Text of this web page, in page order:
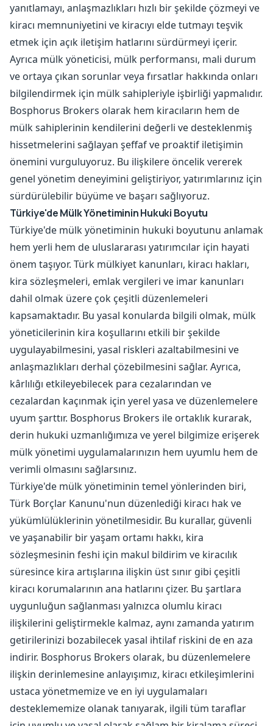
yanıtlamayı, anlaşmazlıkları hızlı bir şekilde çözmeyi ve
kiracı memnuniyetini ve kiracıyı elde tutmayı teşvik
etmek için açık iletişim hatlarını sürdürmeyi içerir.
Ayrıca mülk yöneticisi, mülk performansı, mali durum
ve ortaya çıkan sorunlar veya fırsatlar hakkında onları
bilgilendirmek için mülk sahipleriyle işbirliği yapmalıdır.
Bosphorus Brokers olarak hem kiracıların hem de
mülk sahiplerinin kendilerini değerli ve desteklenmiş
hissetmelerini sağlayan şeffaf ve proaktif iletişimin
önemini vurguluyoruz. Bu ilişkilere öncelik vererek
genel yönetim deneyimini geliştiriyor, yatırımlarınız için
sürdürülebilir büyüme ve başarı sağlıyoruz.
Türkiye'de Mülk Yönetiminin Hukuki Boyutu
Türkiye'de mülk yönetiminin hukuki boyutunu anlamak
hem yerli hem de uluslararası yatırımcılar için hayati
önem taşıyor. Türk mülkiyet kanunları, kiracı hakları,
kira sözleşmeleri, emlak vergileri ve imar kanunları
dahil olmak üzere çok çeşitli düzenlemeleri
kapsamaktadır. Bu yasal konularda bilgili olmak, mülk
yöneticilerinin kira koşullarını etkili bir şekilde
uygulayabilmesini, yasal riskleri azaltabilmesini ve
anlaşmazlıkları derhal çözebilmesini sağlar. Ayrıca,
kârlılığı etkileyebilecek para cezalarından ve
cezalardan kaçınmak için yerel yasa ve düzenlemelere
uyum şarttır. Bosphorus Brokers ile ortaklık kurarak,
derin hukuki uzmanlığımıza ve yerel bilgimize erişerek
mülk yönetimi uygulamalarınızın hem uyumlu hem de
verimli olmasını sağlarsınız.
Türkiye'de mülk yönetiminin temel yönlerinden biri,
Türk Borçlar Kanunu'nun düzenlediği kiracı hak ve
yükümlülüklerinin yönetilmesidir. Bu kurallar, güvenli
ve yaşanabilir bir yaşam ortamı hakkı, kira
sözleşmesinin feshi için makul bildirim ve kiracılık
süresince kira artışlarına ilişkin üst sınır gibi çeşitli
kiracı korumalarının ana hatlarını çizer. Bu şartlara
uygunluğun sağlanması yalnızca olumlu kiracı
ilişkilerini geliştirmekle kalmaz, aynı zamanda yatırım
getirilerinizi bozabilecek yasal ihtilaf riskini de en aza
indirir. Bosphorus Brokers olarak, bu düzenlemelere
ilişkin derinlemesine anlayışımız, kiracı etkileşimlerini
ustaca yönetmemize ve en iyi uygulamaları
desteklememize olanak tanıyarak, ilgili tüm taraflar